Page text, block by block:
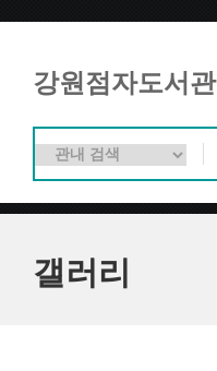
강원점자도서관
갤러리